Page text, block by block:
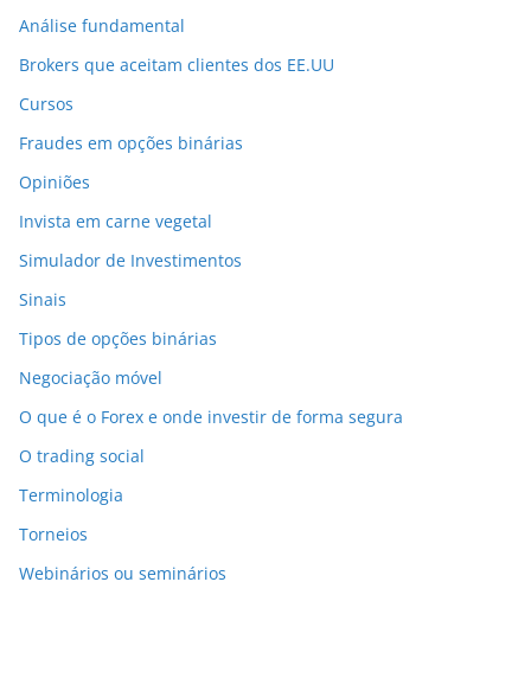
Análise fundamental
Brokers que aceitam clientes dos EE.UU
Cursos
Fraudes em opções binárias
Opiniões
Invista em carne vegetal
Simulador de Investimentos
Sinais
Tipos de opções binárias
Negociação móvel
O que é o Forex e onde investir de forma segura
O trading social
Terminologia
Torneios
Webinários ou seminários